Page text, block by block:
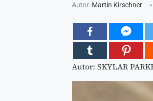
Autor: Martin Kirschner
Autor: SKYLAR